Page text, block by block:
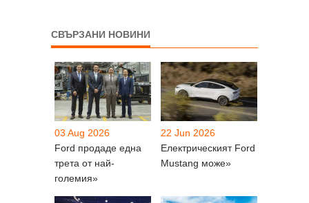
СВЪРЗАНИ НОВИНИ
03 Aug 2026
Ford продаде една
трета от най-
големия»
22 Jun 2026
Електрическият Ford
Mustang може»